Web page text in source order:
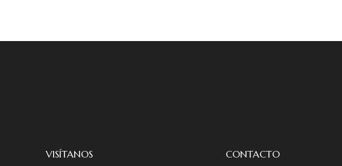
VISÍTANOS CONTACTO